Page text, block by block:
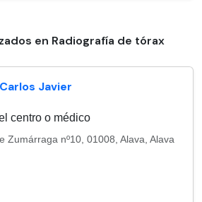
en Radiografía de tórax
Javier
centro o médico
Zumárraga nº10, 01008, Alava, Alava